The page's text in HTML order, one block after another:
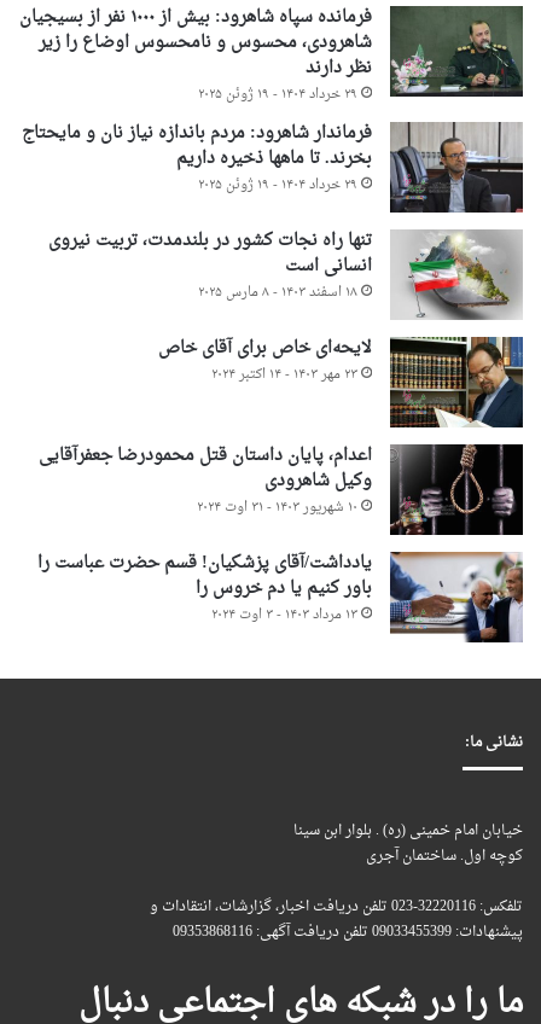
فرمانده سپاه شاهرود: بیش از ۱۰۰۰ نفر از بسیجیان
شاهرودی، محسوس و نامحسوس اوضاع را زیر
نظر دارند
۲۹ خرداد ۱۴۰۴ - ۱۹ ژوئن ۲۰۲۵
فرماندار شاهرود: مردم باندازه نیاز نان و مایحتاج
بخرند. تا ماهها ذخیره داریم
۲۹ خرداد ۱۴۰۴ - ۱۹ ژوئن ۲۰۲۵
تنها راه نجات کشور در بلندمدت، تربیت نیروی
انسانی است
۱۸ اسفند ۱۴۰۳ - ۸ مارس ۲۰۲۵
لایحه‌ای خاص برای آقای خاص
۲۳ مهر ۱۴۰۳ - ۱۴ اکتبر ۲۰۲۴
اعدام، پایان داستان قتل محمودرضا جعفرآقایی
وکیل شاهرودی
۱۰ شهریور ۱۴۰۳ - ۳۱ اوت ۲۰۲۴
یادداشت/آقای پزشکیان! قسم حضرت عباست را
باور کنیم یا دم خروس را
۱۳ مرداد ۱۴۰۳ - ۳ اوت ۲۰۲۴
نشانی ما:
خیابان امام خمینی (ره) . بلوار ابن سینا
کوچه اول. ساختمان آجری
تلفکس: 32220116-023 تلفن دریافت اخبار، گزارشات، انتقادات و
پیشنهادات: 09033455399 تلفن دریافت آگهی: 09353868116
ما را در شبکه های اجتماعی دنبال